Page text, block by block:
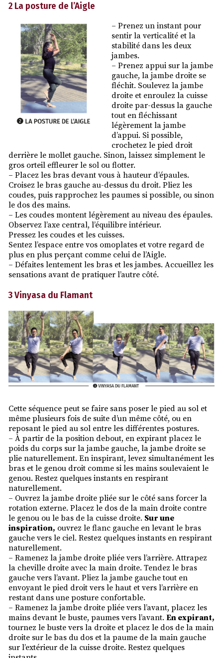
2 La posture de l’Aigle
– Prenez un instant pour
sentir la verticalité et la
stabilité dans les deux
jambes.
– Prenez appui sur la jambe
gauche, la jambe droite se
fléchit. Soulevez la jambe
droite et enroulez la cuisse
droite par-dessus la gauche
tout en fléchissant
légèrement la jambe
d’appui. Si possible,
crochetez le pied droit
derrière le mollet gauche. Sinon, laissez simplement le
gros orteil effleurer le sol ou flotter.
– Placez les bras devant vous à hauteur d’épaules.
Croisez le bras gauche au-dessus du droit. Pliez les
coudes, puis rapprochez les paumes si possible, ou sinon
le dos des mains.
– Les coudes montent légèrement au niveau des épaules.
Observez l’axe central, l’équilibre intérieur.
Pressez les coudes et les cuisses.
Sentez l’espace entre vos omoplates et votre regard de
plus en plus perçant comme celui de l’Aigle.
– Défaites lentement les bras et les jambes. Accueillez les
sensations avant de pratiquer l’autre côté.
3 Vinyasa du Flamant
Cette séquence peut se faire sans poser le pied au sol et
même plusieurs fois de suite d’un même côté, ou en
reposant le pied au sol entre les différentes postures.
– À partir de la position debout, en expirant placez le
poids du corps sur la jambe gauche, la jambe droite se
plie naturellement. En inspirant, levez simultanément les
bras et le genou droit comme si les mains soulevaient le
genou. Restez quelques instants en respirant
naturellement.
– Ouvrez la jambe droite pliée sur le côté sans forcer la
rotation externe. Placez le dos de la main droite contre
le genou ou le bas de la cuisse droite. Sur une
inspiration, ouvrez le flanc gauche en levant le bras
gauche vers le ciel. Restez quelques instants en respirant
naturellement.
– Ramenez la jambe droite pliée vers l’arrière. Attrapez
la cheville droite avec la main droite. Tendez le bras
gauche vers l’avant. Pliez la jambe gauche tout en
envoyant le pied droit vers le haut et vers l’arrière en
restant dans une posture confortable.
– Ramenez la jambe droite pliée vers l’avant, placez les
mains devant le buste, paumes vers l’avant. En expirant,
tournez le buste vers la droite et placez le dos de la main
droite sur le bas du dos et la paume de la main gauche
sur l’extérieur de la cuisse droite. Restez quelques